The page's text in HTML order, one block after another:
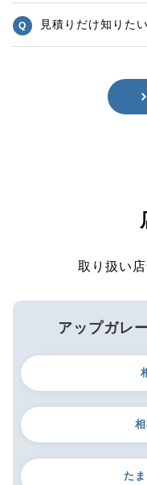
見積りだけ知りた
取り扱い
アップガレ
た